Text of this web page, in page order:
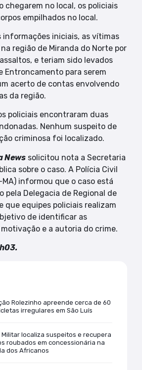
chegarem no local, os policiais
empilhados no local.
informações iniciais, as vítimas
região de Miranda do Norte por
e teriam sido levados
Entroncamento para serem
acerto de contas envolvendo
da região.
policiais encontraram duas
Nenhum suspeito de
criminosa foi localizado.
News solicitou nota a Secretaria
sobre o caso. A Polícia Civil
MA) informou que o caso está
pela Delegacia de Regional de
que equipes policiais realizam
de identificar as
e a autoria do crime.
Rolezinho apreende cerca de 60
irregulares em São Luís
Militar localiza suspeitos e recupera
roubados em concessionária na
dos Africanos